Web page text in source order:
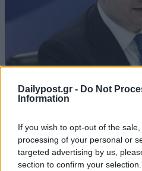
Dailypost.gr - Do Not
Information
If you wish to opt-out of the
processing of your personal or
targeted advertising by us,
section to confirm your